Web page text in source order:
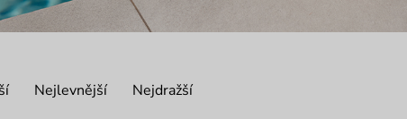
Nejlevnější Nejdražší